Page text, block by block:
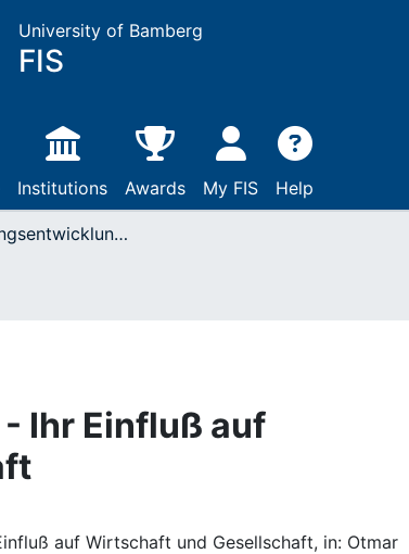
University of Bamberg
FIS
Institutions Awards My FIS Help
Bevölkerungsentwicklung - Ihr Einfluß auf Wirtschaft und Gesellschaft
Ihr Einfluß auf
auf Wirtschaft und Gesellschaft, in: Otmar